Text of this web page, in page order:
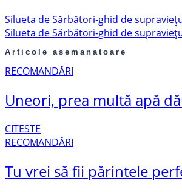
Silueta de Sărbători-ghid de
Silueta de Sărbători-ghid de
Articole asemanatoare
RECOMANDĂRI
Uneori, prea multă apă
CITESTE
RECOMANDĂRI
Tu vrei să fii părintele